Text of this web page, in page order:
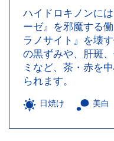
ハイドロキノンに
ーゼ』を邪魔する
ラノサイト』を壊
の黒ずみや、肝斑
ミなど、茶・赤を
られます。
日焼け 美白